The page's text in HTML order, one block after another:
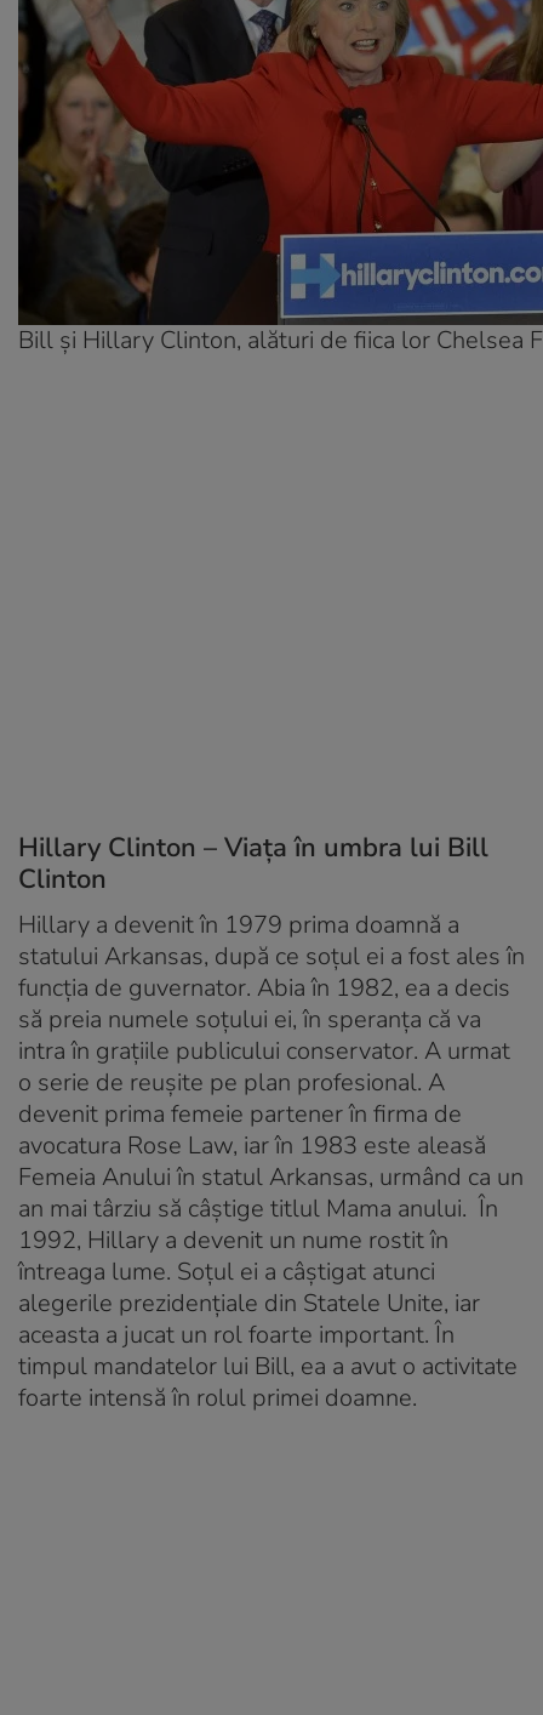
Bill și Hillary Clinton, alături de fiica lor Chelsea
Hillary Clinton – Viața în umbra lui Bill
Clinton
Hillary a devenit în 1979 prima doamnă a
statului Arkansas, după ce soțul ei a fost ales în
funcția de guvernator. Abia în 1982, ea a decis
să preia numele soțului ei, în speranța că va
intra în grațiile publicului conservator. A urmat
o serie de reușite pe plan profesional. A
devenit prima femeie partener în firma de
avocatura Rose Law, iar în 1983 este aleasă
Femeia Anului în statul Arkansas, urmând ca un
an mai târziu să câștige titlul Mama anului. În
1992, Hillary a devenit un nume rostit în
întreaga lume. Soțul ei a câștigat atunci
alegerile prezidențiale din Statele Unite, iar
aceasta a jucat un rol foarte important. În
timpul mandatelor lui Bill, ea a avut o activitate
foarte intensă în rolul primei doamne.